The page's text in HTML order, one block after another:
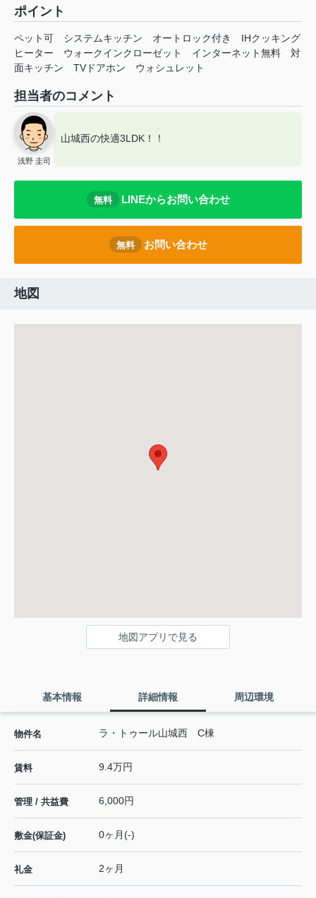
ポイント
ペット可 システムキッチン オートロック付き
IHクッキング
ヒーター
ウォークインクローゼット インターネット無料
対
面キッチン
TVドアホン ウォシュレット
担当者のコメント
浅野 圭司
山城西の快適3LDK！！
無料 LINEからお問い合わせ
無料 お問い合わせ
地図
地図アプリで見る
基本情報 詳細情報 周辺環境
物件名 ラ・トゥール山城西 C棟
賃料 9.4万円
管理 / 共益費 6,000円
敷金(保証金) 0ヶ月(-)
礼金 2ヶ月